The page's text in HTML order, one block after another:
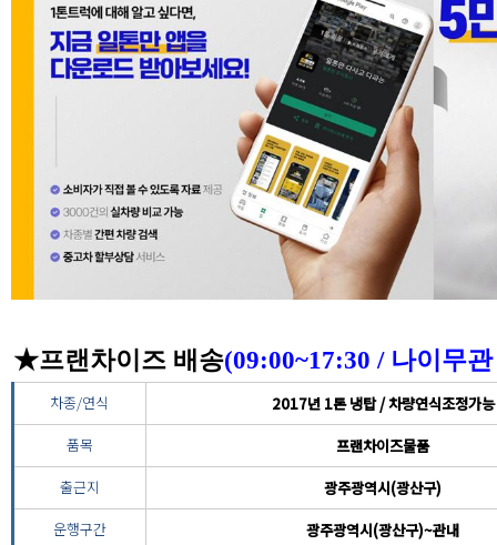
★프랜차이즈 배송(09:00~17:30 / 나이무
차종/연식
2017년 1톤 냉탑 / 차량연식조정가능
품목
프랜차이즈물품
출근지
광주광역시(광산구)
운행구간
광주광역시(광산구)~관내